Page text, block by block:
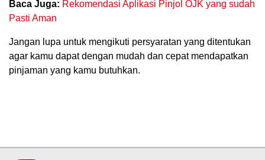
Baca Juga: Rekomendasi Aplikasi Pinjol OJK yang sudah
Pasti Aman
Jangan lupa untuk mengikuti persyaratan yang ditentukan
agar kamu dapat dengan mudah dan cepat mendapatkan
pinjaman yang kamu butuhkan.